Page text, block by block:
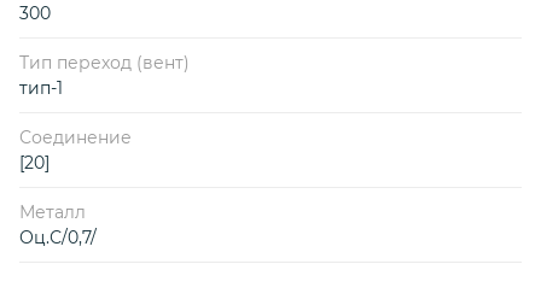
300
Тип переход (вент)
тип-1
Соединение
[20]
Металл
Оц.С/0,7/